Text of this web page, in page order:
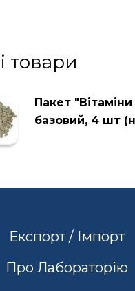
товари
Пакет
базовий, 4 шт
Експорт / Імпорт
Про Лабораторію